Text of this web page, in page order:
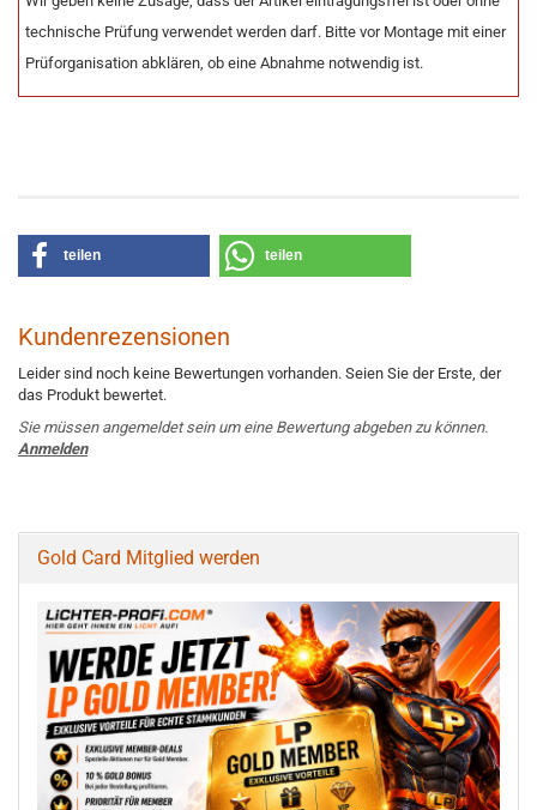
technische Prüfung verwendet werden darf. Bitte vor Montage mit einer
Prüforganisation abklären, ob eine Abnahme notwendig ist.
teilen teilen
Kundenrezensionen
Leider sind noch keine Bewertungen vorhanden. Seien Sie der Erste, der
das Produkt bewertet.
Sie müssen angemeldet sein um eine Bewertung abgeben zu können.
Anmelden
Gold Card Mitglied werden